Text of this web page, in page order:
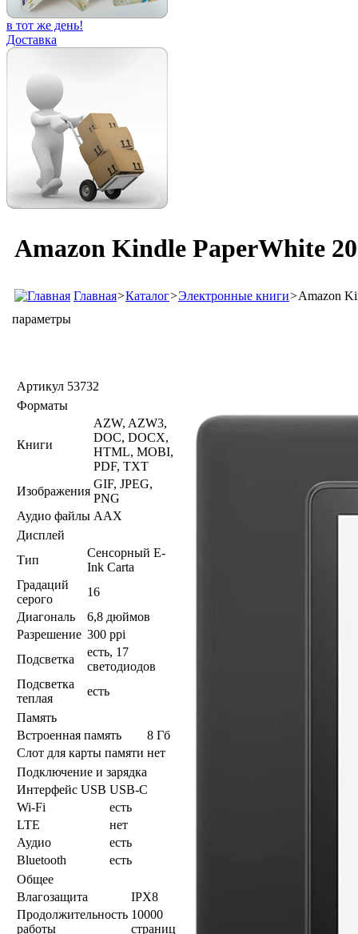
в тот же день!
Доставка
Amazon Kindle PaperWhite
Главная>Каталог>Электронные книги>Amazon
параметры
Артикул 53732
Форматы
Книги
AZW, AZW3,
DOC, DOCX,
HTML, MOBI,
PDF, TXT
Изображения
GIF, JPEG,
PNG
Аудио файлы AAX
Дисплей
Тип
Сенсорный E-
Ink Carta
Градаций
серого
16
Диагональ
6,8 дюймов
Разрешение 300 ppi
Подсветка
есть, 17
светодиодов
Подсветка
теплая
есть
Память
Встроенная память
8 Гб
Слот для карты памяти нет
Подключение и зарядка
Интерфейс USB USB-C
Wi-Fi
есть
LTE
нет
Аудио
есть
Bluetooth
есть
Общее
Влагозащита
IPX8
Продолжительность
работы
10000
страниц